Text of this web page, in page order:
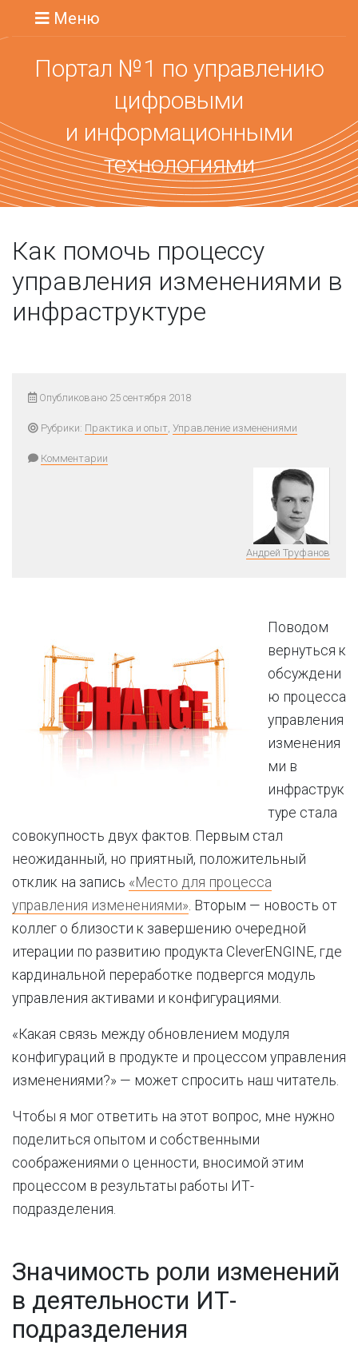
Меню
Портал №1 по управлению
цифровыми
и информационными
технологиями
Как помочь процессу
управления изменениями в
инфраструктуре
Опубликовано 25 сентября 2018
Рубрики: Практика и опыт, Управление изменениями
Комментарии
Андрей Труфанов
Поводом
вернуться к
обсуждени
ю процесса
управления
изменения
ми в
инфраструк
туре стала
совокупность двух фактов. Первым стал
неожиданный, но приятный, положительный
отклик на запись «Место для процесса
управления изменениями». Вторым — новость от
коллег о близости к завершению очередной
итерации по развитию продукта CleverENGINE, где
кардинальной переработке подвергся модуль
управления активами и конфигурациями.
«Какая связь между обновлением модуля
конфигураций в продукте и процессом управления
изменениями?» — может спросить наш читатель.
Чтобы я мог ответить на этот вопрос, мне нужно
поделиться опытом и собственными
соображениями о ценности, вносимой этим
процессом в результаты работы ИТ-
подразделения.
Значимость роли изменений
в деятельности ИТ-
подразделения